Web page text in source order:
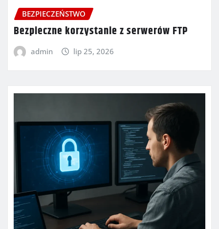
BEZPIECZEŃSTWO
Bezpieczne korzystanie z serwerów FTP
admin lip 25, 2026